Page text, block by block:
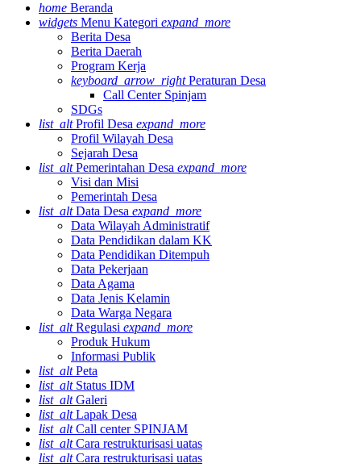
home Beranda
widgets Menu Kategori expand_more
Berita Desa
Berita Daerah
Program Kerja
keyboard_arrow_right Peraturan Desa
Call Center Spinjam
SDGs
list_alt Profil Desa expand_more
Profil Wilayah Desa
Sejarah Desa
list_alt Pemerintahan Desa expand_more
Visi dan Misi
Pemerintah Desa
list_alt Data Desa expand_more
Data Wilayah Administratif
Data Pendidikan dalam KK
Data Pendidikan Ditempuh
Data Pekerjaan
Data Agama
Data Jenis Kelamin
Data Warga Negara
list_alt Regulasi expand_more
Produk Hukum
Informasi Publik
list_alt Peta
list_alt Status IDM
list_alt Galeri
list_alt Lapak Desa
list_alt Call center SPINJAM
list_alt Cara restrukturisasi uatas
list_alt Cara restrukturisasi uatas